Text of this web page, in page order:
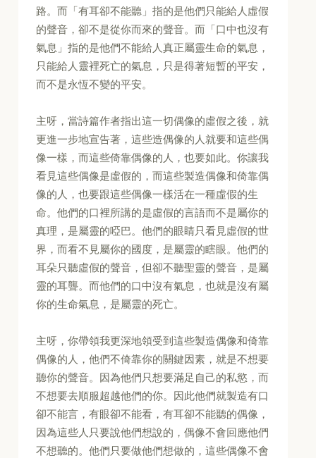
路。而「有耳卻不能聽」指的是他們只能給人虛假
的聲音，卻不是從你而來的聲音。而「口中也沒有
氣息」指的是他們不能給人真正屬靈生命的氣息，
只能給人靈裡死亡的氣息，只是得著短暫的平安，
而不是永恆不變的平安。
主呀，當詩篇作者指出這一切偶像的虛假之後，就
更進一步地宣告著，這些造偶像的人就要和這些偶
像一樣，而這些倚靠偶像的人，也要如此。你讓我
看見這些偶像是虛假的，而這些製造偶像和倚靠偶
像的人，也要跟這些偶像一樣活在一種虛假的生
命。他們的口裡所講的是虛假的言語而不是屬你的
真理，是屬靈的啞巴。他們的眼睛只看見虛假的世
界，而看不見屬你的國度，是屬靈的瞎眼。他們的
耳朵只聽虛假的聲音，但卻不聽聖靈的聲音，是屬
靈的耳聾。而他們的口中沒有氣息，也就是沒有屬
你的生命氣息，是屬靈的死亡。
主呀，你帶領我更深地領受到這些製造偶像和倚靠
偶像的人，他們不倚靠你的關鍵因素，就是不想要
聽你的聲音。因為他們只想要滿足自己的私慾，而
不想要去順服超越他們的你。因此他們就製造有口
卻不能言，有眼卻不能看，有耳卻不能聽的偶像，
因為這些人只要說他們想說的，偶像不會回應他們
不想聽的。他們只要做他們想做的，這些偶像不會